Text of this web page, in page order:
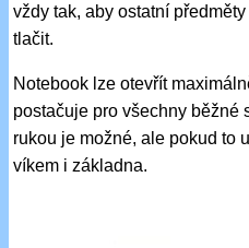
vždy tak, aby ostatní
tlačit.
Notebook lze otevřít
postačuje pro všechny běžné
rukou je možné, ale pokud to
víkem i základna.